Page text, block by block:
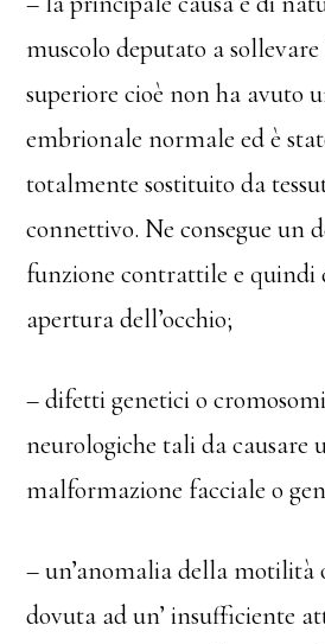
muscolo deputato a
superiore cioè non ha avuto
embrionale normale ed è
totalmente sostituito da
connettivo. Ne consegue un
funzione contrattile e quindi
apertura dell’occhio;
– difetti genetici o
neurologiche tali da causare
malformazione facciale o
– un’anomalia della motilità
dovuta ad un’ insufficiente